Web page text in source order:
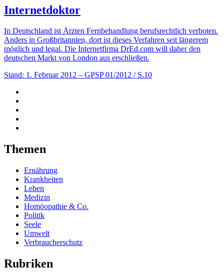
Internetdoktor
In Deutschland ist Ärzten Fernbehandlung berufsrechtlich verboten.
Anders in Großbritannien, dort ist dieses Verfahren seit längerem
möglich und legal. Die Internetfirma DrEd.com will daher den
deutschen Markt von London aus erschließen.
Stand: 1. Februar 2012 – GPSP 01/2012 / S.10
Themen
Ernährung
Krankheiten
Leben
Medizin
Homöopathie & Co.
Politik
Seele
Umwelt
Verbraucherschutz
Rubriken